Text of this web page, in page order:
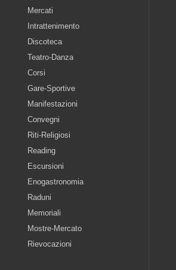
Mercati
Intrattenimento
Discoteca
Teatro-Danza
Corsi
Gare-Sportive
Manifestazioni
Convegni
Riti-Religiosi
Reading
Escursioni
Enogastronomia
Raduni
Memoriali
Mostre-Mercato
Rievocazioni